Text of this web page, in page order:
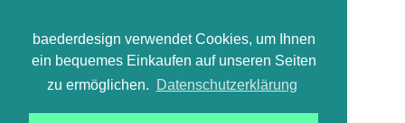
baederdesign verwendet Cookies, um Ihnen
ein bequemes Einkaufen auf unseren Seiten
zu ermöglichen.
Datenschutzerklärung